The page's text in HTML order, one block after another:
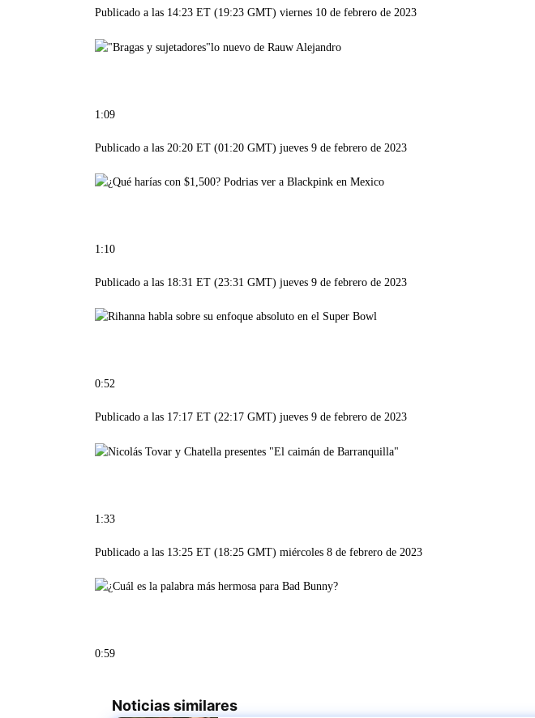
Publicado a las 14:23 ET (19:23 GMT) viernes 10 de febrero de 2023
1:09
Publicado a las 20:20 ET (01:20 GMT) jueves 9 de febrero de 2023
1:10
Publicado a las 18:31 ET (23:31 GMT) jueves 9 de febrero de 2023
0:52
Publicado a las 17:17 ET (22:17 GMT) jueves 9 de febrero de 2023
1:33
Publicado a las 13:25 ET (18:25 GMT) miércoles 8 de febrero de 2023
0:59
Noticias similares